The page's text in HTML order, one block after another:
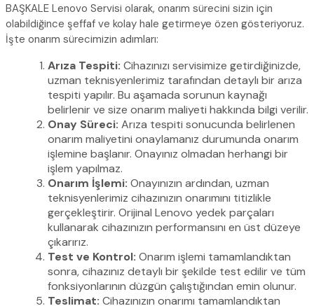
BAŞKALE Lenovo Servisi olarak, onarım sürecini sizin için
olabildiğince şeffaf ve kolay hale getirmeye özen gösteriyoruz.
İşte onarım sürecimizin adımları:
Arıza Tespiti: Cihazınızı servisimize getirdiğinizde,
uzman teknisyenlerimiz tarafından detaylı bir arıza
tespiti yapılır. Bu aşamada sorunun kaynağı
belirlenir ve size onarım maliyeti hakkında bilgi verilir.
Onay Süreci: Arıza tespiti sonucunda belirlenen
onarım maliyetini onaylamanız durumunda onarım
işlemine başlanır. Onayınız olmadan herhangi bir
işlem yapılmaz.
Onarım İşlemi: Onayınızın ardından, uzman
teknisyenlerimiz cihazınızın onarımını titizlikle
gerçekleştirir. Orijinal Lenovo yedek parçaları
kullanarak cihazınızın performansını en üst düzeye
çıkarırız.
Test ve Kontrol: Onarım işlemi tamamlandıktan
sonra, cihazınız detaylı bir şekilde test edilir ve tüm
fonksiyonlarının düzgün çalıştığından emin olunur.
Teslimat: Cihazınızın onarımı tamamlandıktan